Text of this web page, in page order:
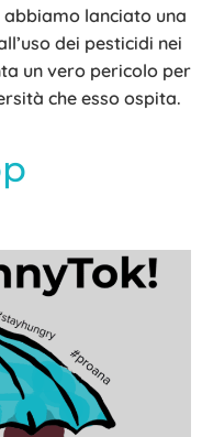
lanciato una
dei pesticidi nei
un vero pericolo per
che esso ospita.